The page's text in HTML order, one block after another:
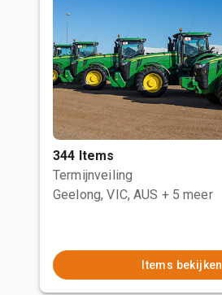
344 Items
Termijnveiling
Geelong, VIC, AUS + 5 meer
Items bekijken